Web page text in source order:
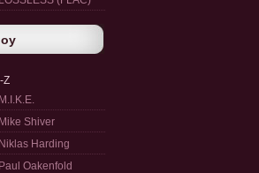
Z
M.I.K.E.
Mike Shiver
Niklas Harding
Paul Oakenfold